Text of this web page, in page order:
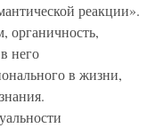
реакции».
органичность,
него
в жизни,